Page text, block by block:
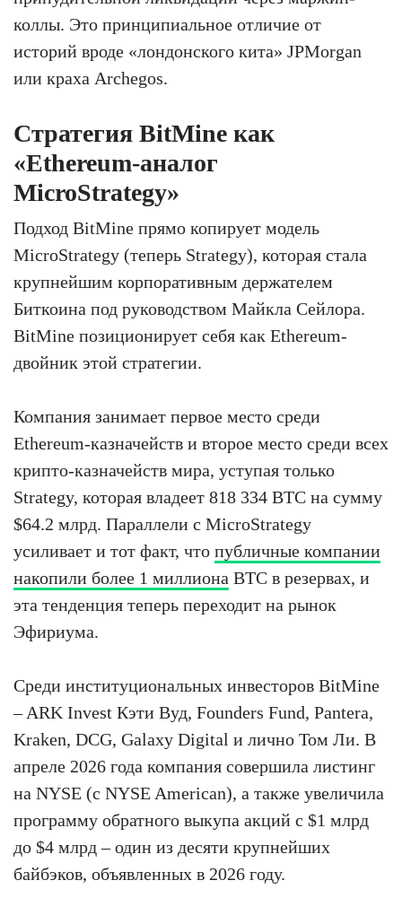
коллы. Это принципиальное отличие от
историй вроде «лондонского кита» JPMorgan
или краха Archegos.
Стратегия BitMine как
«Ethereum-аналог
MicroStrategy»
Подход BitMine прямо копирует модель
MicroStrategy (теперь Strategy), которая стала
крупнейшим корпоративным держателем
Биткоина под руководством Майкла Сейлора.
BitMine позиционирует себя как Ethereum-
двойник этой стратегии.
Компания занимает первое место среди
Ethereum-казначейств и второе место среди всех
крипто-казначейств мира, уступая только
Strategy, которая владеет 818 334 BTC на сумму
$64.2 млрд. Параллели с MicroStrategy
усиливает и тот факт, что публичные компании
накопили более 1 миллиона BTC в резервах, и
эта тенденция теперь переходит на рынок
Эфириума.
Среди институциональных инвесторов BitMine
– ARK Invest Кэти Вуд, Founders Fund, Pantera,
Kraken, DCG, Galaxy Digital и лично Том Ли. В
апреле 2026 года компания совершила листинг
на NYSE (с NYSE American), а также увеличила
программу обратного выкупа акций с $1 млрд
до $4 млрд – один из десяти крупнейших
байбэков, объявленных в 2026 году.